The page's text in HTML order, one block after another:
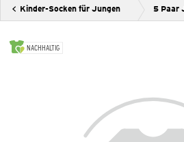
Kinder-Socken für Jungen 5 Paar
NACHHALTIG